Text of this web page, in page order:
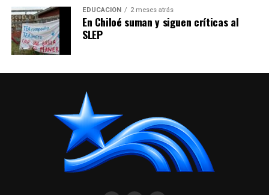
EDUCACIÓN 2 meses atrás
En Chiloé suman y siguen críticas al
SLEP